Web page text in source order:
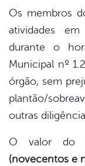
Os membros
atividades
durante o
Municipal nº
órgão, sem
plantão/
outras
O valor do
(novecentos e